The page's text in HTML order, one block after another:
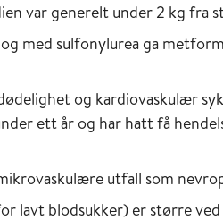
var generelt under 2 kg fra
med sulfonylurea ga
og kardiovaskulær
ett år og har hatt få
utfall som
lavt blodsukker) er større